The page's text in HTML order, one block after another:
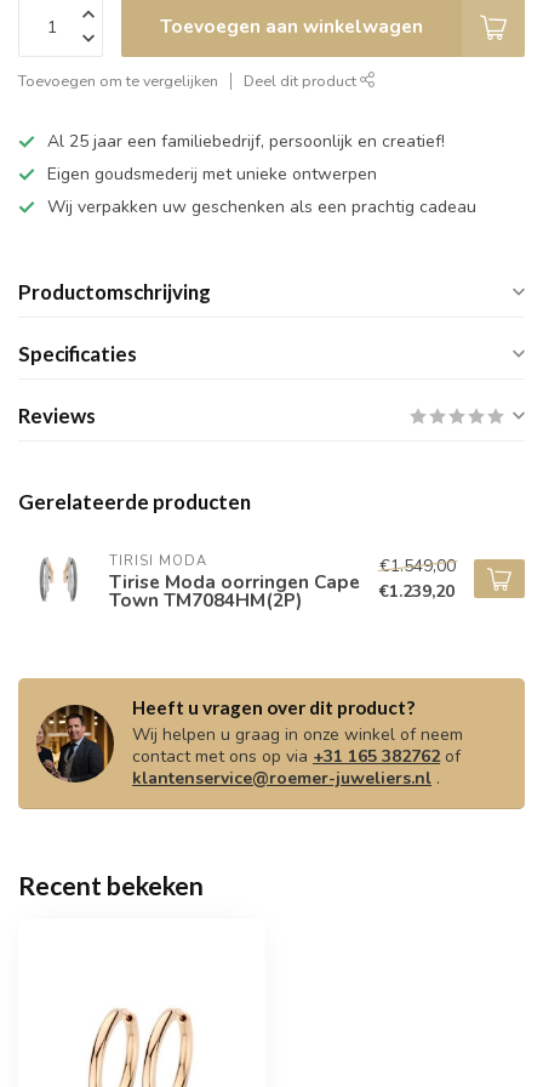
Toevoegen aan winkelwagen
Toevoegen om te vergelijken Deel dit product
Al 25 jaar een familiebedrijf, persoonlijk en creatief!
Eigen goudsmederij met unieke ontwerpen
Wij verpakken uw geschenken als een prachtig cadeau
Productomschrijving
Specificaties
Reviews
Gerelateerde producten
TIRISI MODA
Tirise Moda oorringen Cape
Town TM7084HM(2P)
€1.549,00
€1.239,20
Heeft u vragen over dit product?
Wij helpen u graag in onze winkel of neem
contact met ons op via +31 165 382762of
klantenservice@roemer-juweliers.nl .
Recent bekeken